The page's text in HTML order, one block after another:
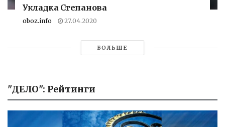
Укладка Степанова
oboz.info 27.04.2020
БОЛЬШЕ
"ДЕЛО": Рейтинги